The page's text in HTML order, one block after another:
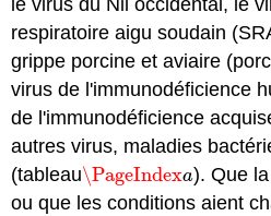
le virus du Nil occidental, le
respiratoire aigu soudain
grippe porcine et aviaire
virus de l'immunodéficience
de l'immunodéficience
autres virus, maladies
(tableau\PageIndexa
\PageIndexa). Que
ou que les conditions aient